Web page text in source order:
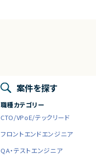
案件を探す
職種カテゴリー
CTO/VPoE/テックリード
フロントエンドエンジニア
QA・テストエンジニア